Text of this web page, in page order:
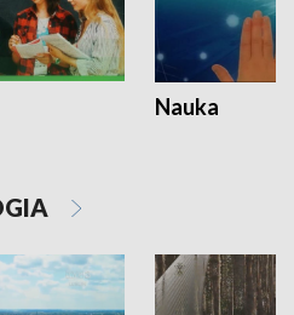
Nauka